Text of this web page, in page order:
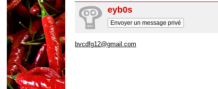
eyb0s
Envoyer un message privé
bvcdfg12@gmail.com